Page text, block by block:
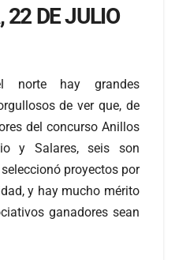
22 DE JULIO
norte hay grandes
de ver que, de
del concurso Anillos
y Salares, seis son
proyectos por
y hay mucho mérito
ganadores sean